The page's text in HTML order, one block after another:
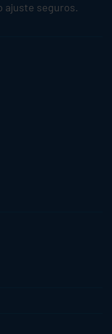
ajuste seguros.